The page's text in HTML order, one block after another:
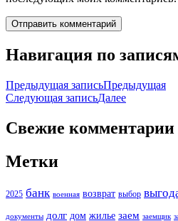
Навигация по
Предыдущая записьПредыдущая
Следующая записьДалее
Свежие комментарии
Метки
2025 банк военная возврат выбор
документы долг дом жилье заем заемщик